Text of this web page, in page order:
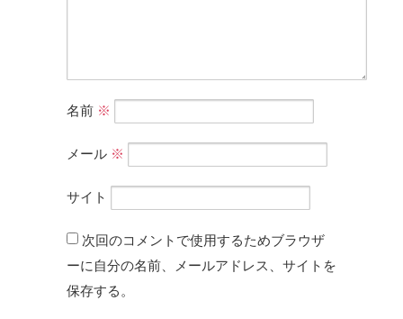
名前 ※
メール ※
サイト
次回のコメントで使用するためブラウザ
ーに自分の名前、メールアドレス、サイトを
保存する。